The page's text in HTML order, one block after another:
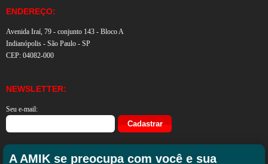
ENDEREÇO:
Avenida Iraí, 79 - conjunto 143 - Bloco A
Indianópolis - São Paulo - SP
CEP: 04082-000
NEWSLETTER:
Seu e-mail:
A AMIK se preocupa com você e sua